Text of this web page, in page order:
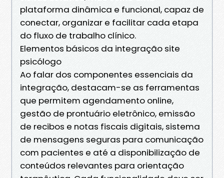
plataforma dinâmica e funcional, capaz de
conectar, organizar e facilitar cada etapa
do fluxo de trabalho clínico.
Elementos básicos da integração site
psicólogo
Ao falar dos componentes essenciais da
integração, destacam-se as ferramentas
que permitem agendamento online,
gestão de prontuário eletrônico, emissão
de recibos e notas fiscais digitais, sistema
de mensagens seguras para comunicação
com pacientes e até a disponibilização de
conteúdos relevantes para orientação